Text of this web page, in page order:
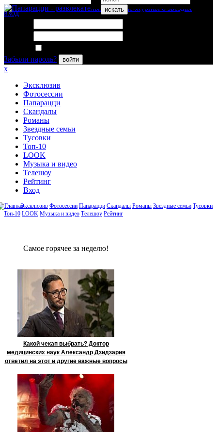
искать
вход
Забыли пароль?
войти
x
Эксклюзив
Фотосессии
Папарацци
Скандалы
Романы
Звездные семьи
Тусовки
Топ-10
LOOK
Музыка и видео
Телешоу
Рейтинг
Вход
Эксклюзив Фотосессии Папарацци Скандалы Романы Звездные семьи Тусовки
Топ-10 LOOK Музыка и видео Телешоу Рейтинг
Сaмое гoрячее за неделю!
Какой чекап выбрать? Доктор
медицинских наук Александр Дзидзария
ответил на этот и другие важные вопросы